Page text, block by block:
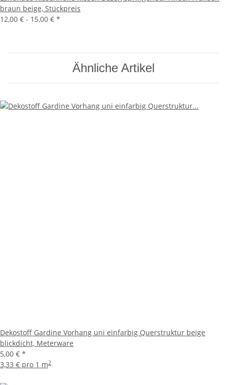
braun beige, Stückpreis
12,00 € - 15,00 € *
Ähnliche Artikel
Dekostoff Gardine Vorhang uni einfarbig Querstruktur beige
blickdicht, Meterware
5,00 € *
3,33 € pro 1 m2